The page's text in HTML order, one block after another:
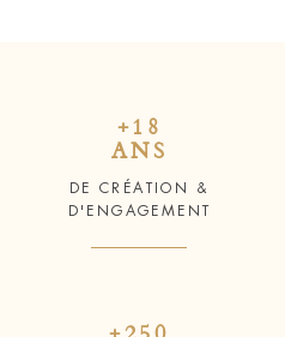
+18
ANS
DE CRÉATION &
D'ENGAGEMENT